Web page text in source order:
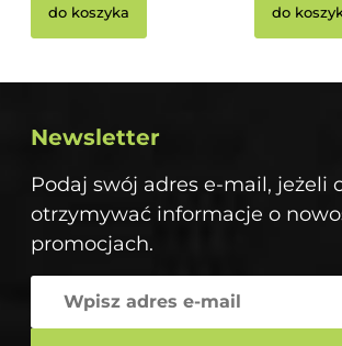
do koszyka do
Newsletter
Podaj swój adres e-mail, jeżeli
otrzymywać informacje o
promocjach.